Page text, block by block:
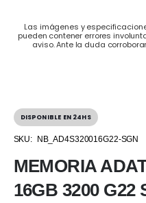
Las imágenes y
pueden contener errores
aviso. Ante la duda
DISPONIBLE EN 24HS
SKU: NB_AD4S320016G22-SGN
MEMORIA
16GB 3200 G22